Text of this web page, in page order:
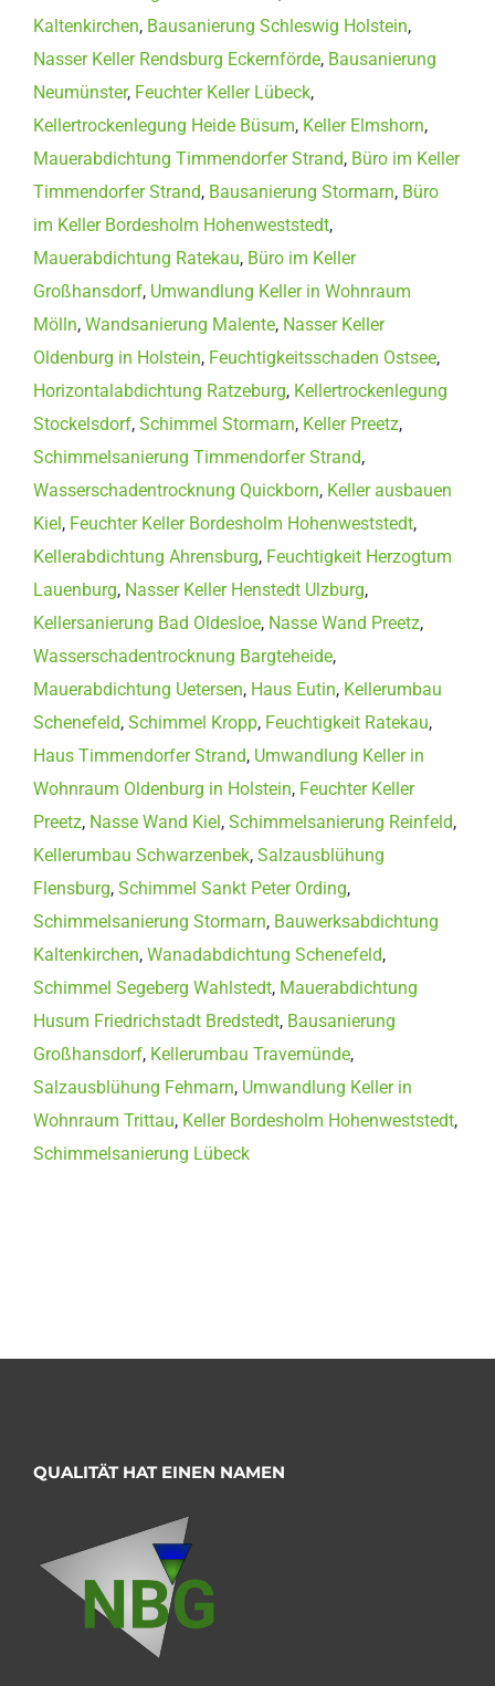
Kaltenkirchen, Bausanierung Schleswig Holstein,
Nasser Keller Rendsburg Eckernförde, Bausanierung
Neumünster, Feuchter Keller Lübeck,
Kellertrockenlegung Heide Büsum, Keller Elmshorn,
Mauerabdichtung Timmendorfer Strand, Büro im Keller
Timmendorfer Strand, Bausanierung Stormarn, Büro
im Keller Bordesholm Hohenweststedt,
Mauerabdichtung Ratekau, Büro im Keller
Großhansdorf, Umwandlung Keller in Wohnraum
Mölln, Wandsanierung Malente, Nasser Keller
Oldenburg in Holstein, Feuchtigkeitsschaden Ostsee,
Horizontalabdichtung Ratzeburg, Kellertrockenlegung
Stockelsdorf, Schimmel Stormarn, Keller Preetz,
Schimmelsanierung Timmendorfer Strand,
Wasserschadentrocknung Quickborn, Keller ausbauen
Kiel, Feuchter Keller Bordesholm Hohenweststedt,
Kellerabdichtung Ahrensburg, Feuchtigkeit Herzogtum
Lauenburg, Nasser Keller Henstedt Ulzburg,
Kellersanierung Bad Oldesloe, Nasse Wand Preetz,
Wasserschadentrocknung Bargteheide,
Mauerabdichtung Uetersen, Haus Eutin, Kellerumbau
Schenefeld, Schimmel Kropp, Feuchtigkeit Ratekau,
Haus Timmendorfer Strand, Umwandlung Keller in
Wohnraum Oldenburg in Holstein, Feuchter Keller
Preetz, Nasse Wand Kiel, Schimmelsanierung Reinfeld,
Kellerumbau Schwarzenbek, Salzausblühung
Flensburg, Schimmel Sankt Peter Ording,
Schimmelsanierung Stormarn, Bauwerksabdichtung
Kaltenkirchen, Wanadabdichtung Schenefeld,
Schimmel Segeberg Wahlstedt, Mauerabdichtung
Husum Friedrichstadt Bredstedt, Bausanierung
Großhansdorf, Kellerumbau Travemünde,
Salzausblühung Fehmarn, Umwandlung Keller in
Wohnraum Trittau, Keller Bordesholm Hohenweststedt,
Schimmelsanierung Lübeck
QUALITÄT HAT EINEN NAMEN